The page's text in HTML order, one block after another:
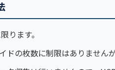
ります。
ドの枚数に制限はありません